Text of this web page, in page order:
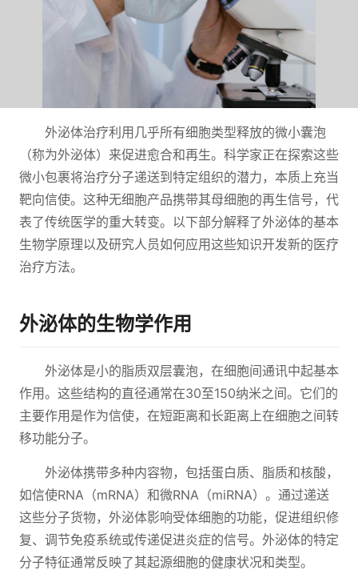
外泌体治疗利用几乎所有细胞类型释放的微小囊泡
（称为外泌体）来促进愈合和再生。科学家正在探索这些
微小包裹将治疗分子递送到特定组织的潜力，本质上充当
靶向信使。这种无细胞产品携带其母细胞的再生信号，代
表了传统医学的重大转变。以下部分解释了外泌体的基本
生物学原理以及研究人员如何应用这些知识开发新的医疗
治疗方法。
外泌体的生物学作用
外泌体是小的脂质双层囊泡，在细胞间通讯中起基本
作用。这些结构的直径通常在30至150纳米之间。它们的
主要作用是作为信使，在短距离和长距离上在细胞之间转
移功能分子。
外泌体携带多种内容物，包括蛋白质、脂质和核酸，
如信使RNA（mRNA）和微RNA（miRNA）。通过递送
这些分子货物，外泌体影响受体细胞的功能，促进组织修
复、调节免疫系统或传递促进炎症的信号。外泌体的特定
分子特征通常反映了其起源细胞的健康状况和类型。